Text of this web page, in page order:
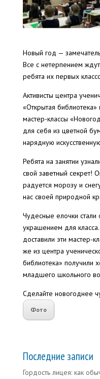
Новый год —
Все с нетерпением
ребята их первых
Активисты центра
«Открытая
мастер-классы
для себя из цветной
нарядную
Ребята на занятии
свой заветный секрет!
радуется морозу и
нас своей природной
Чудесные елочки
украшением для
доставили эти мастер-
же из центра
библиотека» получили
младшего школьного
Сделайте новогоднее
Фото
Последние записи
Гордость лицея: как